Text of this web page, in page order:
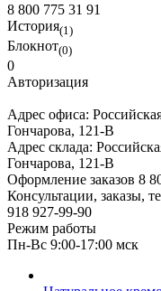
8 800 775 31 91
История(1)
Блокнот(0)
0
Авторизация
Адрес офиса:
Гончарова, 121-В
Адрес склада:
Гончарова, 121-В
Оформление заказов 8
Консультации, заказы,
918 927-99-90
Режим работы
Пн-Вс 9:00-17:00 мск